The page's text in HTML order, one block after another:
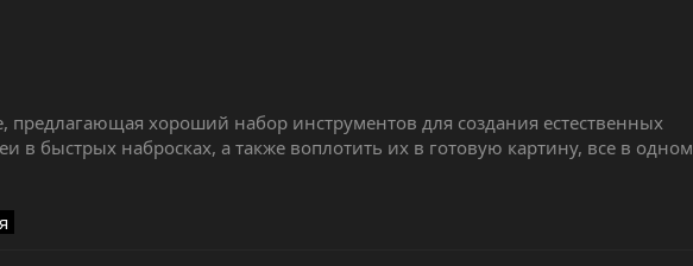
предлагающая хороший набор инструментов для создания естественных
быстрых набросках, а также воплотить их в готовую картину, все в одном